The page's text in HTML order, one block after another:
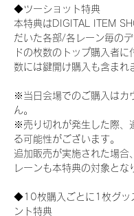
◆ツーショット特典
本特典はDIGITAL ITEM
だいた各部/各レーン毎の
ドの枚数のトップ購入者に
数には鍵開け購入も含まれ
※当日会場でのご購入はカ
ん。
※売り切れが発生した際、
る可能性がございます。
追加販売が実施された場合
レーンも本特典の対象とな
◆10枚購入ごとに1枚グッ
ント特典